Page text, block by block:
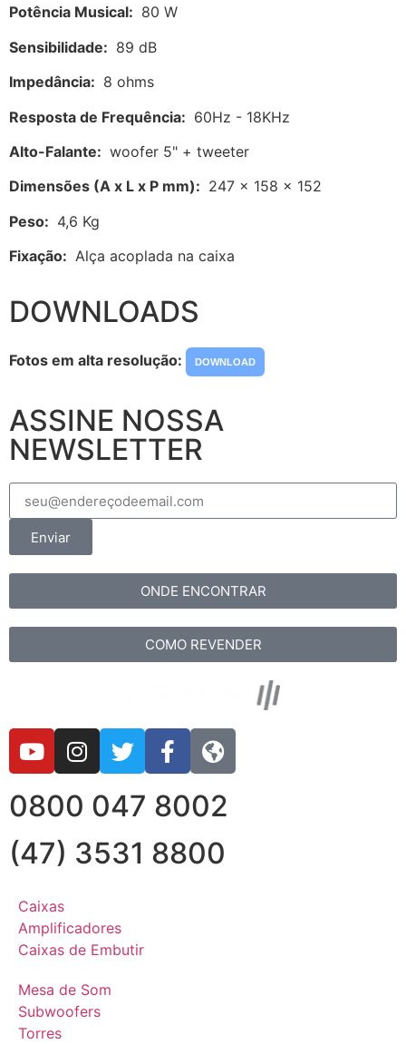
Potência Musical: 80 W
Sensibilidade: 89 dB
Impedância: 8 ohms
Resposta de Frequência: 60Hz - 18KHz
Alto-Falante: woofer 5" + tweeter
Dimensões (A x L x P mm): 247 x 158 x 152
Peso: 4,6 Kg
Fixação: Alça acoplada na caixa
DOWNLOADS
Fotos em alta resolução: DOWNLOAD
ASSINE NOSSA
NEWSLETTER
Enviar
ONDE ENCONTRAR
COMO REVENDER
0800 047 8002
(47) 3531 8800
Caixas
Amplificadores
Caixas de Embutir
Mesa de Som
Subwoofers
Torres